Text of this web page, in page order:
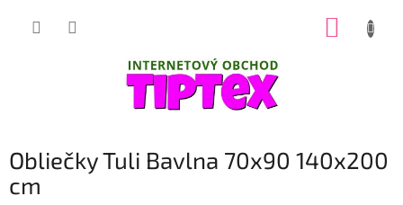
Obliečky Tuli Bavlna 70x90 140x200
cm